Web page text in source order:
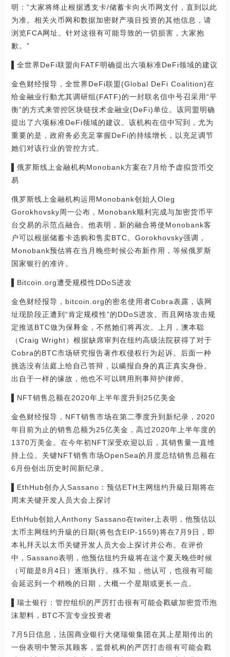
明：“大家将终止根据透支卡/储蓄卡向火币网支付，直到以此
为准。相关火币网和数据加密财产项目投资的其他信息，请
浏览FCA网址。针对这很有可能导致的一切损害，大家抱
歉。”
▌全世界DeFi联盟向FATF明确提出六项标准DeFi领域的建议
金色财经报导，全世界DeFi联盟(Global DeFi Coalition)在
给金融业行動尤其调研组(FATF)的一封联名信中号召采用“平
衡”的方式来管控区块链技术金融业(DeFi)单位。该同盟明确
提出了六项标准DeFi领域的建议。该机构在信中写到，尤为
重要的是，政府务必充足掌握DeFi的持续增长，以充足调节
她们对该行业的管控方式。
▌俄罗斯线上金融机构Monobank方案在7月给予虚拟货币交
易
俄罗斯线上金融机构运用Monobank创始人Oleg
Gorokhovsky周一公布，Monobank顺利完成与加密货币平
台交易的示范点融合。他表明，新的融合将使Monobank客
户可以根据储蓄卡选购和售卖BTC。Gorokhovsky强调，
Monobank预估将在当月晚些时候公布新作用，等候俄罗斯
国家银行的准许。
▌Bitcoin.org遭受规模性DDoS进攻
金色财经报导，bitcoin.org的密名使用者Cobra表露，该网
址现阶段正遭到“肯定规模性”的DDoS进攻。而且网络攻击规
定推送BTC做为保释金，不然她们将再次。上月，澳本聪
（Craig Wright）根据缺席审判在纽约高级法院获得了对于
Cobra的BTC市场研究报告著作权侵权行为起诉。后面一种
挑选没有法庭上给自己答辩，以瞒报自身的真正真实身份。
出自于一样的缘故，他也不可以聘用刑事辩护律师。
▌NFT销售总额在2020年上半年度升到25亿美金
金色财经报导，NFT销售市场在第二季度升到新纪录，2020
年目前为止的销售总额为25亿美金，高过2020年上半年度的
1370万美金。在今年初NFT深受欢迎以后，其销售量一直维
持上位。关键NFT销售市场OpenSea的月度总结销售总额在
6月份创出历史时间新纪录。
▌EthHub创办人Sassano：预估ETH主网纽约升級日期将在
周末关键开发人员大会上探讨
EthHub创始人Anthony Sassano在twiter上表明，他预估以
太币主网纽约升級的日期(将包含EIP-1559)将在7月9日，即
本礼拜天以太币关键开发人员大会上探讨并公布。在评价
中，Sassano表明，他预估纽约升級将在这个夏天晚些时候
（可能是8月4日）逐渐执行。殊不知，他认可，也很有可能
会延迟到一个稍晚的日期，大概一个星期或更长一点。
▌瑞士银行：管控组织的严厉打击很有可能会戳破加密货币泡
沫塑料，BTC不宜专业投资者
7月5日信息，法国商业银行大佬瑞银集团在其上星期传出的
一份表明中警示其顾客，监督机构的严厉打击很有可能会戳